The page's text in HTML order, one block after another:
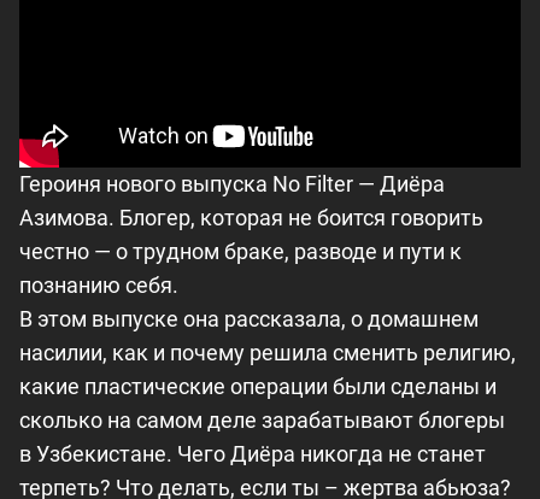
Героиня нового выпуска No Filter — Диёра
Азимова. Блогер, которая не боится говорить
честно — о трудном браке, разводе и пути к
познанию себя.
В этом выпуске она рассказала, о домашнем
насилии, как и почему решила сменить религию,
какие пластические операции были сделаны и
сколько на самом деле зарабатывают блогеры
в Узбекистане. Чего Диёра никогда не станет
терпеть? Что делать, если ты – жертва абьюза?